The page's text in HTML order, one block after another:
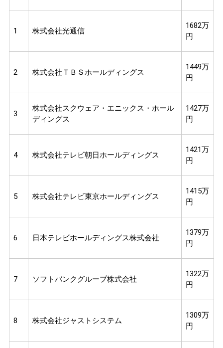
1 株式会社光通信
1682万
円
2 株式会社ＴＢＳホールディングス
1449万
円
3
株式会社スクウェア・エニックス・ホール
ディングス
1427万
円
4 株式会社テレビ朝日ホールディングス
1421万
円
5 株式会社テレビ東京ホールディングス
1415万
円
6 日本テレビホールディングス株式会社
1379万
円
7 ソフトバンクグループ株式会社
1322万
円
8 株式会社ジャストシステム
1309万
円